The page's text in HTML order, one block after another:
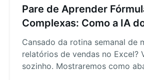
Pare de Aprender
Complexas: Como a IA
Impulsiona sua Carreira
Cansado da rotina semanal de
relatórios de vendas no Excel?
sozinho. Mostraremos como